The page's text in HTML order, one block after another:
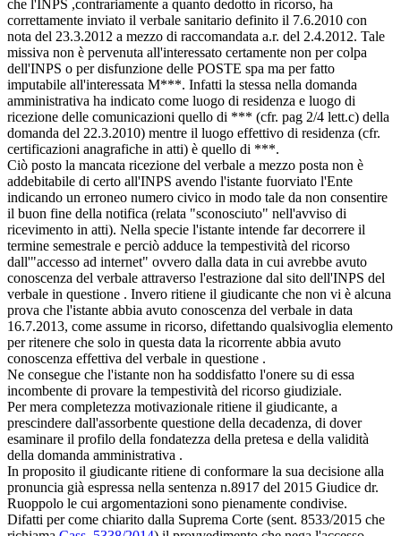
che l'INPS ,contrariamente a quanto dedotto in ricorso, ha
correttamente inviato il verbale sanitario definito il 7.6.2010 con
nota del 23.3.2012 a mezzo di raccomandata a.r. del 2.4.2012. Tale
missiva non è pervenuta all'interessato certamente non per colpa
dell'INPS o per disfunzione delle POSTE spa ma per fatto
imputabile all'interessata M***. Infatti la stessa nella domanda
amministrativa ha indicato come luogo di residenza e luogo di
ricezione delle comunicazioni quello di *** (cfr. pag 2/4 lett.c) della
domanda del 22.3.2010) mentre il luogo effettivo di residenza (cfr.
certificazioni anagrafiche in atti) è quello di ***.
Ciò posto la mancata ricezione del verbale a mezzo posta non è
addebitabile di certo all'INPS avendo l'istante fuorviato l'Ente
indicando un erroneo numero civico in modo tale da non consentire
il buon fine della notifica (relata "sconosciuto" nell'avviso di
ricevimento in atti). Nella specie l'istante intende far decorrere il
termine semestrale e perciò adduce la tempestività del ricorso
dall'"accesso ad internet" ovvero dalla data in cui avrebbe avuto
conoscenza del verbale attraverso l'estrazione dal sito dell'INPS del
verbale in questione . Invero ritiene il giudicante che non vi è alcuna
prova che l'istante abbia avuto conoscenza del verbale in data
16.7.2013, come assume in ricorso, difettando qualsivoglia elemento
per ritenere che solo in questa data la ricorrente abbia avuto
conoscenza effettiva del verbale in questione .
Ne consegue che l'istante non ha soddisfatto l'onere su di essa
incombente di provare la tempestività del ricorso giudiziale.
Per mera completezza motivazionale ritiene il giudicante, a
prescindere dall'assorbente questione della decadenza, di dover
esaminare il profilo della fondatezza della pretesa e della validità
della domanda amministrativa .
In proposito il giudicante ritiene di conformare la sua decisione alla
pronuncia già espressa nella sentenza n.8917 del 2015 Giudice dr.
Ruoppolo le cui argomentazioni sono pienamente condivise.
Difatti per come chiarito dalla Suprema Corte (sent. 8533/2015 che